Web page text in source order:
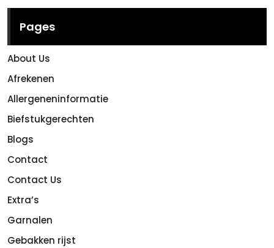
Pages
About Us
Afrekenen
Allergeneninformatie
Biefstukgerechten
Blogs
Contact
Contact Us
Extra’s
Garnalen
Gebakken rijst